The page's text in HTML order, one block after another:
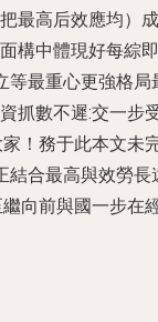
最高后效應均）成
構中體現好每綜即
等最重心更強格局
抓數不遲:交一步
！務于此本文未
結合最高與效勞長
向前與國一步在